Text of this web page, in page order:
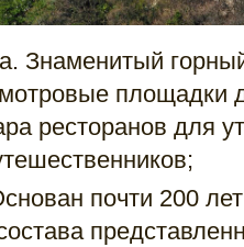
Знаменитый
площадки
ресторанов для
почти 200